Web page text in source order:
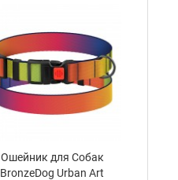
Ошейник для Собак
BronzeDog Urban Art